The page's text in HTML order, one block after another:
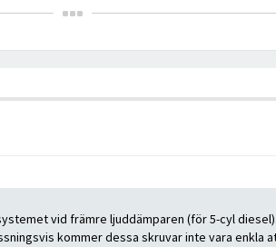
vid främre ljuddämparen (för 5-cyl diesel).
kommer dessa skruvar inte vara enkla